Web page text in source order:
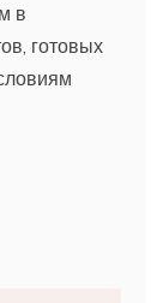
в
готовых